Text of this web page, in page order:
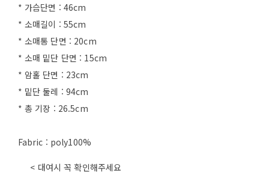
* 가슴단면 : 46cm
* 소매길이 : 55cm
* 소매통 단면 : 20cm
* 소매 밑단 단면 : 15cm
* 암홀 단면 : 23cm
* 밑단 둘레 : 94cm
* 총 기장 : 26.5cm
Fabric : poly100%
< 대여시 꼭 확인해주세요